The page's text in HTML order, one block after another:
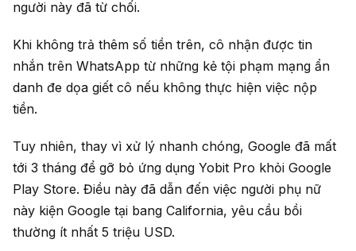
người này đã từ chối.
Khi không trả thêm số tiền trên, cô nhận được tin
nhắn trên WhatsApp từ những kẻ tội phạm mạng ẩn
danh đe dọa giết cô nếu không thực hiện việc nộp
tiền.
Tuy nhiên, thay vì xử lý nhanh chóng, Google đã mất
tới 3 tháng để gỡ bỏ ứng dụng Yobit Pro khỏi Google
Play Store. Điều này đã dẫn đến việc người phụ nữ
này kiện Google tại bang California, yêu cầu bồi
thường ít nhất 5 triệu USD.